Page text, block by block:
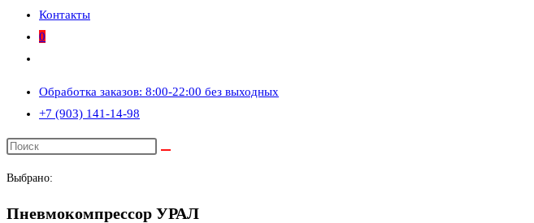
Контакты
0
по
веб-
сайту
Обработка заказов: 8:00-22:00 без выходных
+7 (903) 141-14-98
Выбрано:
Пневмокомпрессор УРАЛ